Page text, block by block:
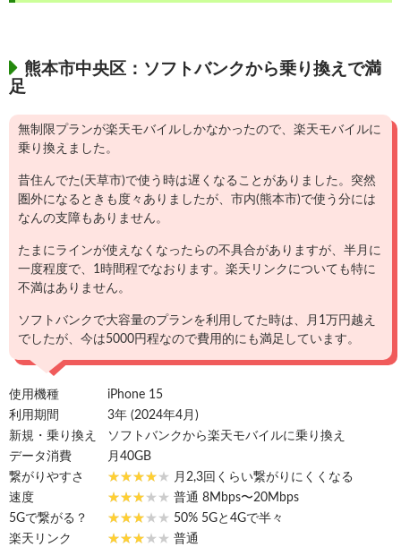
熊本市中央区：ソフトバンクから乗り換えで満
足
無制限プランが楽天モバイルしかなかったので、楽天モバイルに
乗り換えました。
昔住んでた(天草市)で使う時は遅くなることがありました。突然
圏外になるときも度々ありましたが、市内(熊本市)で使う分には
なんの支障もありません。
たまにラインが使えなくなったらの不具合がありますが、半月に
一度程度で、1時間程でなおります。楽天リンクについても特に
不満はありません。
ソフトバンクで大容量のプランを利用してた時は、月1万円越え
でしたが、今は5000円程なので費用的にも満足しています。
使用機種
iPhone 15
利用期間
3年 (2024年4月)
新規・乗り換え
ソフトバンクから楽天モバイルに乗り換え
データ消費
月40GB
繋がりやすさ
月2,3回くらい繋がりにくくなる
速度
普通 8Mbps〜20Mbps
5Gで繋がる？
50% 5Gと4Gで半々
楽天リンク
普通